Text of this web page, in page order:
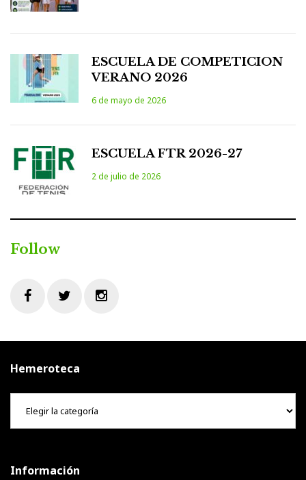
ESCUELA DE COMPETICION
VERANO 2026
6 de mayo de 2026
ESCUELA FTR 2026-27
2 de julio de 2026
Follow
Hemeroteca
Hemeroteca
Información